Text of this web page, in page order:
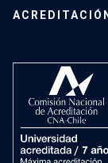
ACREDITACIÓN